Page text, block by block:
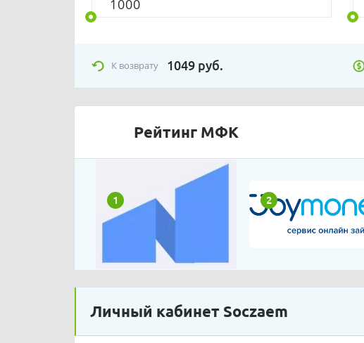
К возврату 1049 руб.
Рейтинг МФК
1 2
Личный кабинет Soczaem